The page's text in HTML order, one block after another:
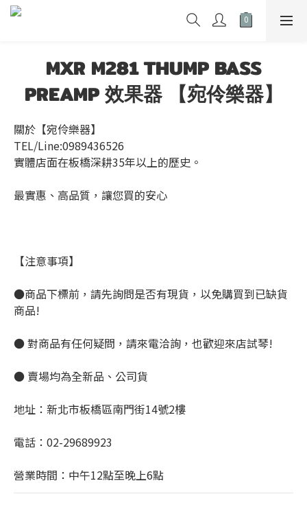
MXR M281 THUMP BASS
PREAMP 效果器 【宛伶樂器】
關於【宛伶樂器】
TEL/Line:0989436526
實體店面在板橋深耕35年以上的歷史。
最實惠、高品質，讓您買的安心
【注意事項】
●商品下標前，請先詢問是否有現貨，以免購買到已缺貨
商品!
● 對商品有任何疑問，請來電洽詢，也歡迎來店試琴!
● 賣場均為全新品、公司貨
地址：新北市板橋區南門街14號2樓
電話：02-29689923
營業時間：中午12點至晚上6點